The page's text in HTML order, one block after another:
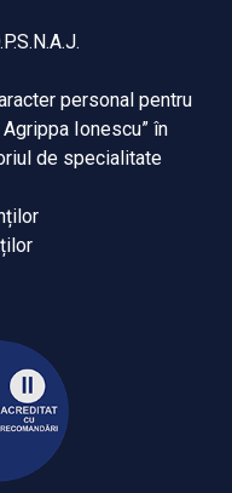
personal pentru
Ionescu” în
de specialitate